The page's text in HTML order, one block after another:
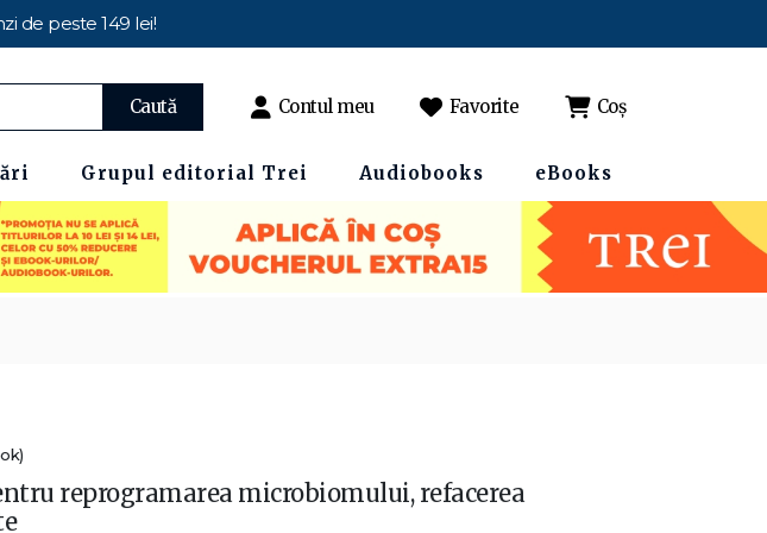
de peste 149 lei!
Caută Contul meu Favorite Coș
Grupul editorial Trei Audiobooks eBooks
reprogramarea microbiomului, refacerea